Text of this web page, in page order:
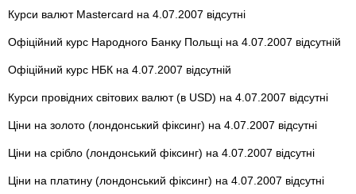
Курси валют Mastercard на 4.07.2007 відсутні
Офіційний курс Народного Банку Польщі на 4.07.2007 відсутній
Офіційний курс НБК на 4.07.2007 відсутній
Курси провідних світових валют (в USD) на 4.07.2007 відсутні
Ціни на золото (лондонський фіксинг) на 4.07.2007 відсутні
Ціни на срібло (лондонський фіксинг) на 4.07.2007 відсутні
Ціни на платину (лондонський фіксинг) на 4.07.2007 відсутні